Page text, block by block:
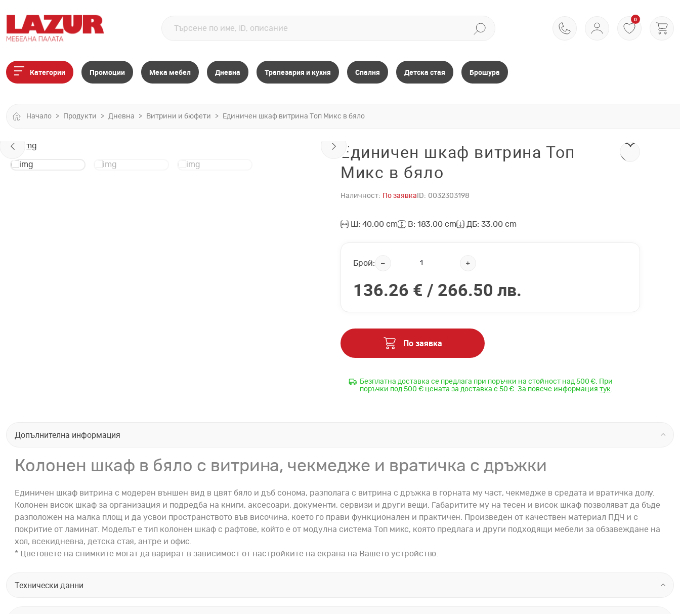
0
Категории Промоции Мека мебел Дневна Трапезария и кухня Спалня Детска стая Брошура
Начало Продукти Дневна Витрини и бюфети Единичен шкаф витрина Топ Микс в бяло
Единичен шкаф витрина Топ
Микс в бяло
Наличност: По заявка ID: 0032303198
Ш: 40.00 cm В: 183.00 cm ДБ: 33.00 cm
Брой:
136.26 € / 266.50 лв.
По заявка
Безплатна доставка се предлага при поръчки на стойност над 500 €. При
поръчки под 500 € цената за доставка е 50 €. За повече информация тук.
Допълнителна информация
Колонен шкаф в бяло с витрина, чекмедже и вратичка с дръжки
Единичен шкаф витрина с модерен външен вид в цвят бяло и дъб сонома, разполага с витрина с дръжка в горната му част, чекмедже в средата и вратичка долу.
Колонен висок шкаф за организация и подредба на книги, аксесоари, документи, сервизи и други вещи. Габаритите му на тесен и висок шкаф позволяват да бъде
разположен на малка площ и да усвои пространството във височина, което го прави функционален и практичен. Произведен от качествен материал ПДЧ и с
покритие от ламинат. Моделът е тип колонен шкаф с рафтове, който е от модулна система Топ микс, която предлага и други подходящи мебели за обзавеждане на
хол, всекидневна, детска стая, антре и офис.
* Цветовете на снимките могат да варират в зависимост от настройките на екрана на Вашето устройство.
Технически данни